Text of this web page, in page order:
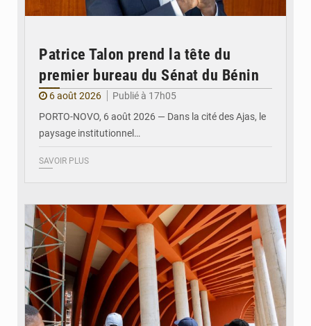
Patrice Talon prend la tête du
premier bureau du Sénat du Bénin
6 août 2026
Publié à 17h05
PORTO-NOVO, 6 août 2026 — Dans la cité des Ajas, le
paysage institutionnel…
SAVOIR PLUS